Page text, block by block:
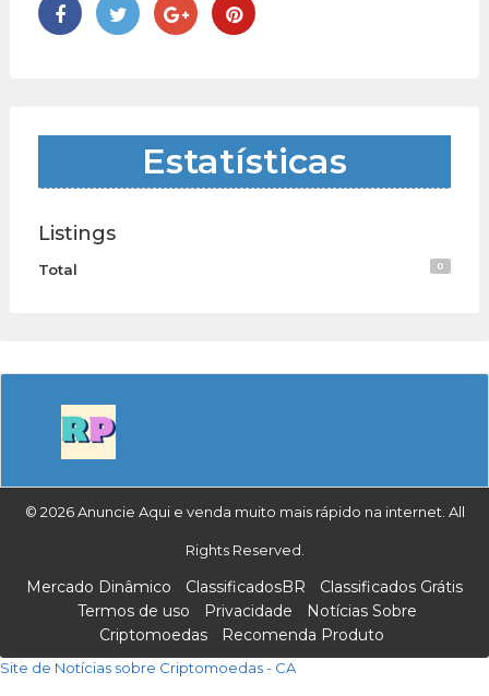
Estatísticas
Listings
Total 0
© 2026 Anuncie Aqui e venda muito mais rápido na internet. All
Rights Reserved.
Mercado Dinâmico ClassificadosBR
Classificados Grátis
Termos de uso
Privacidade
Notícias Sobre
Criptomoedas
Recomenda Produto
Site de Notícias sobre Criptomoedas - CA